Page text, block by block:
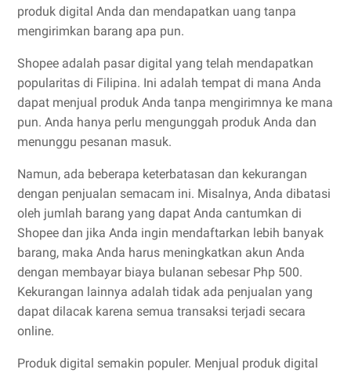
produk digital Anda dan mendapatkan uang tanpa
mengirimkan barang apa pun.
Shopee adalah pasar digital yang telah mendapatkan
popularitas di Filipina. Ini adalah tempat di mana Anda
dapat menjual produk Anda tanpa mengirimnya ke mana
pun. Anda hanya perlu mengunggah produk Anda dan
menunggu pesanan masuk.
Namun, ada beberapa keterbatasan dan kekurangan
dengan penjualan semacam ini. Misalnya, Anda dibatasi
oleh jumlah barang yang dapat Anda cantumkan di
Shopee dan jika Anda ingin mendaftarkan lebih banyak
barang, maka Anda harus meningkatkan akun Anda
dengan membayar biaya bulanan sebesar Php 500.
Kekurangan lainnya adalah tidak ada penjualan yang
dapat dilacak karena semua transaksi terjadi secara
online.
Produk digital semakin populer. Menjual produk digital